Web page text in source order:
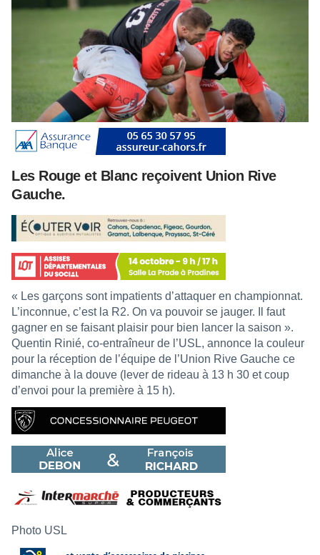
Les Rouge et Blanc reçoivent Union Rive
Gauche.
« Les garçons sont impatients d’attaquer en championnat.
L’inconnue, c’est la R2. On va pouvoir se jauger. Il faut
gagner en se faisant plaisir pour bien lancer la saison ».
Quentin Rinié, co-entraîneur de l’USL, annonce la couleur
pour la réception de l’équipe de l’Union Rive Gauche ce
dimanche à la douve (lever de rideau à 13 h 30 et coup
d’envoi pour la première à 15 h).
Photo USL